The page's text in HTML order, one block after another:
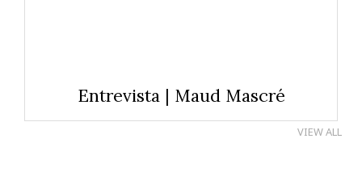
Entrevista | Maud Mascré
VIEW ALL